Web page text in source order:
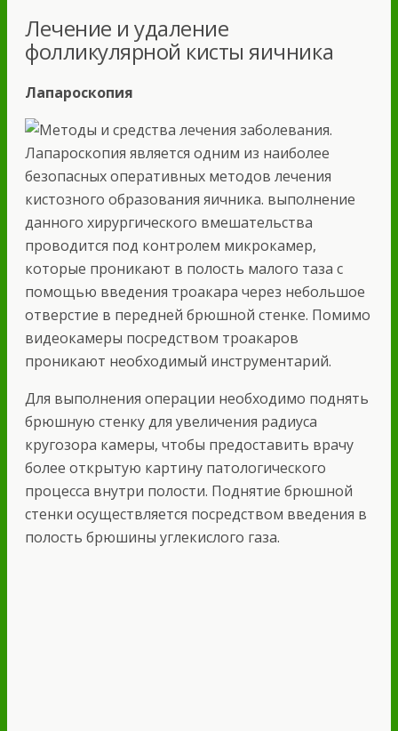
Лечение и удаление
фолликулярной кисты яичника
Лапароскопия
Лапароскопия является одним из наиболее
безопасных оперативных методов лечения
кистозного образования яичника. выполнение
данного хирургического вмешательства
проводится под контролем микрокамер,
которые проникают в полость малого таза с
помощью введения троакара через небольшое
отверстие в передней брюшной стенке. Помимо
видеокамеры посредством троакаров
проникают необходимый инструментарий.
Для выполнения операции необходимо поднять
брюшную стенку для увеличения радиуса
кругозора камеры, чтобы предоставить врачу
более открытую картину патологического
процесса внутри полости. Поднятие брюшной
стенки осуществляется посредством введения в
полость брюшины углекислого газа.